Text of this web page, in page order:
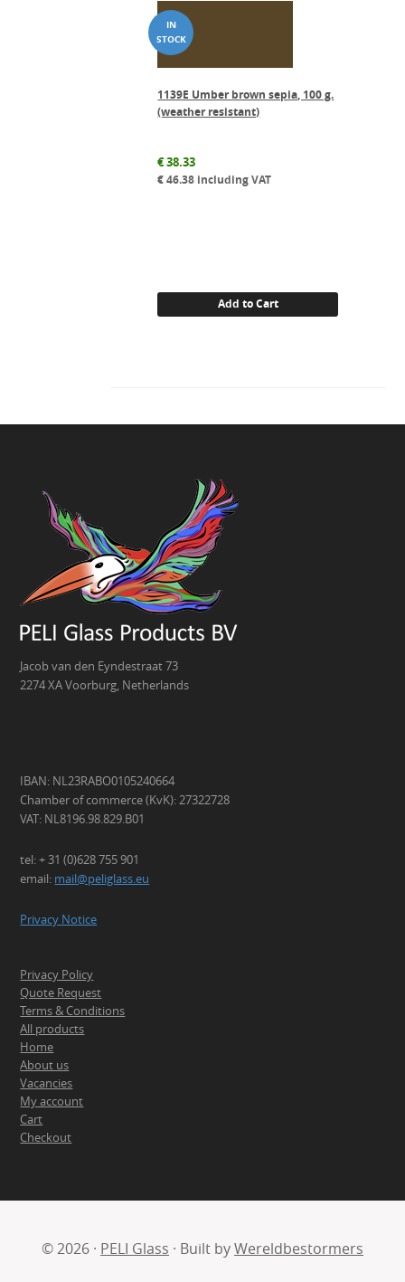
1139E Umber brown sepia, 100 g.
(weather resistant)
€38.33
€46.38 including VAT
Add to Cart
Jacob van den Eyndestraat 73
2274 XA Voorburg, Netherlands
IBAN: NL23RABO0105240664
Chamber of commerce (KvK): 27322728
VAT: NL8196.98.829.B01
tel: + 31 (0)628 755 901
email: mail@peliglass.eu
Privacy Notice
Privacy Policy
Quote Request
Terms & Conditions
All products
Home
About us
Vacancies
My account
Cart
Checkout
© 2026 · PELI Glass · Built byWereldbestormers